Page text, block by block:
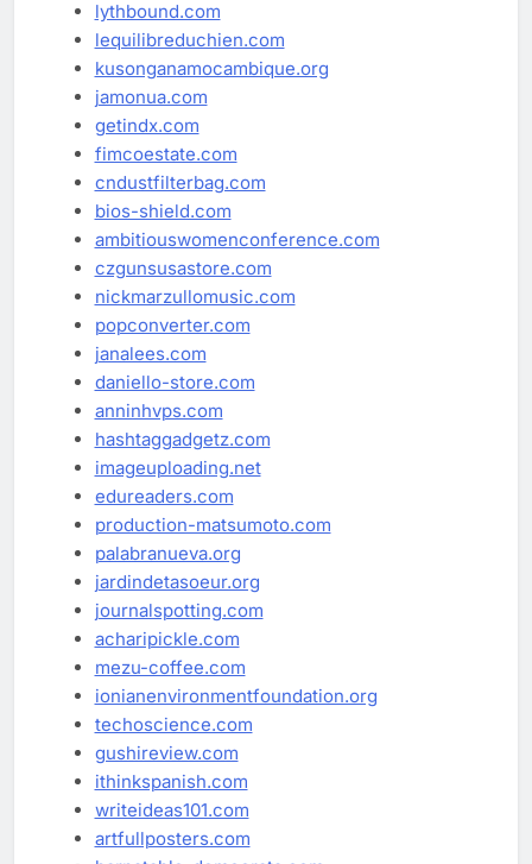
lythbound.com
lequilibreduchien.com
kusonganamocambique.org
jamonua.com
getindx.com
fimcoestate.com
cndustfilterbag.com
bios-shield.com
ambitiouswomenconference.com
czgunsusastore.com
nickmarzullomusic.com
popconverter.com
janalees.com
daniello-store.com
anninhvps.com
hashtaggadgetz.com
imageuploading.net
edureaders.com
production-matsumoto.com
palabranueva.org
jardindetasoeur.org
journalspotting.com
acharipickle.com
mezu-coffee.com
ionianenvironmentfoundation.org
techoscience.com
gushireview.com
ithinkspanish.com
writeideas101.com
artfullposters.com